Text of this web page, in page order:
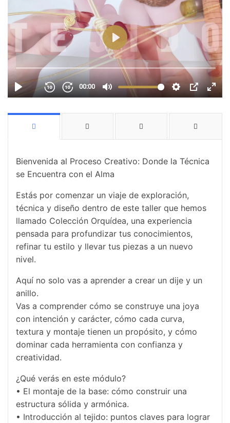
Bienvenida al Proceso Creativo: Donde la Técnica
se Encuentra con el Alma
Estás por comenzar un viaje de exploración,
técnica y diseño dentro de este taller que hemos
llamado Colección Orquídea, una experiencia
pensada para profundizar tus conocimientos,
refinar tu estilo y llevar tus piezas a un nuevo
nivel.
Aquí no solo vas a aprender a crear un dije y un
anillo.
Vas a comprender cómo se construye una joya
con intención y carácter, cómo cada curva,
textura y montaje tienen un propósito, y cómo
dominar cada herramienta con confianza y
creatividad.
¿Qué verás en este módulo?
• El montaje de la base: cómo construir una
estructura sólida y armónica.
• Introducción al tejido: puntos claves para lograr